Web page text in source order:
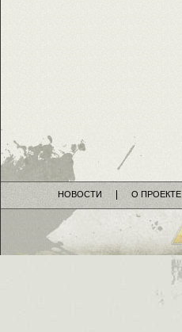
НОВОСТИ О ПРОЕКТЕ